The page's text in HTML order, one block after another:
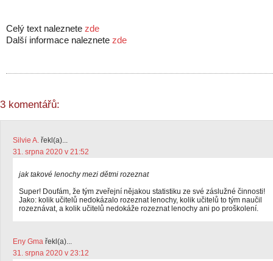
Celý text naleznete zde
Další informace naleznete zde
3 komentářů:
Silvie A. řekl(a)...
31. srpna 2020 v 21:52
jak takové lenochy mezi dětmi rozeznat
Super! Doufám, že tým zveřejní nějakou statistiku ze své záslužné činnosti!
Jako: kolik učitelů nedokázalo rozeznat lenochy, kolik učitelů to tým naučil
rozeznávat, a kolik učitelů nedokáže rozeznat lenochy ani po proškolení.
Eny Gma řekl(a)...
31. srpna 2020 v 23:12